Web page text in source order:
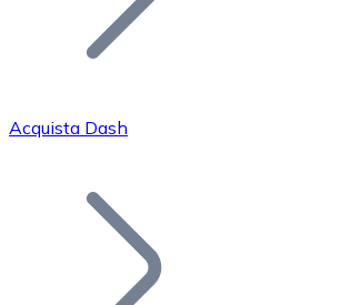
Bitcoin
Acquista Dash